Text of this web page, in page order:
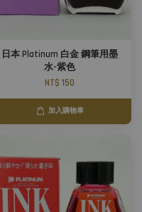
日本 Platinum 白金 鋼筆用墨
水-紫色
NT$ 150
加入購物車